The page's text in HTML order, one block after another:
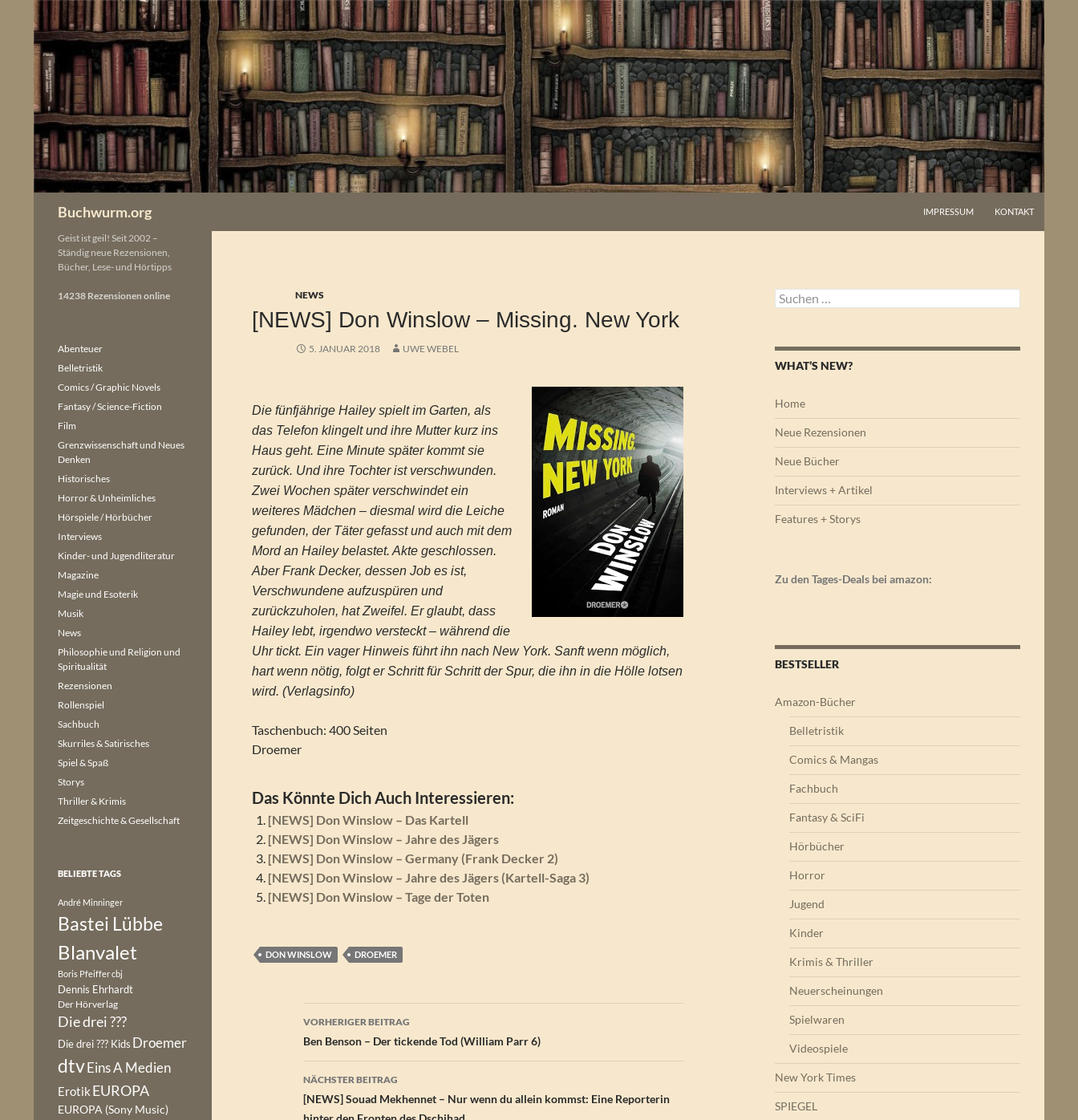
springen
Buchwurm.org IMPRESSUM KONTAKT
NEWS
[NEWS] Don Winslow – Missing. New York
5. JANUAR 2018 UWE WEBEL
Die fünfjährige Hailey spielt im Garten, als
das Telefon klingelt und ihre Mutter kurz ins
Haus geht. Eine Minute später kommt sie
zurück. Und ihre Tochter ist verschwunden.
Zwei Wochen später verschwindet ein
weiteres Mädchen – diesmal wird die Leiche
gefunden, der Täter gefasst und auch mit dem
Mord an Hailey belastet. Akte geschlossen.
Aber Frank Decker, dessen Job es ist,
Verschwundene aufzuspüren und
zurückzuholen, hat Zweifel. Er glaubt, dass
Hailey lebt, irgendwo versteckt – während die
Uhr tickt. Ein vager Hinweis führt ihn nach New York. Sanft wenn möglich,
hart wenn nötig, folgt er Schritt für Schritt der Spur, die ihn in die Hölle lotsen
wird. (Verlagsinfo)
Taschenbuch: 400 Seiten
Droemer
Das Könnte Dich Auch Interessieren:
[NEWS] Don Winslow – Das Kartell
[NEWS] Don Winslow – Jahre des Jägers
[NEWS] Don Winslow – Germany (Frank Decker 2)
[NEWS] Don Winslow – Jahre des Jägers (Kartell-Saga 3)
[NEWS] Don Winslow – Tage der Toten
DON WINSLOW DROEMER
Beitragsnavigation
VORHERIGER BEITRAG
Ben Benson – Der tickende Tod (William Parr 6)
NÄCHSTER BEITRAG
[NEWS] Souad Mekhennet – Nur wenn du allein kommst: Eine Reporterin
Suchen
nach:
WHAT’S NEW?
Home
Neue Rezensionen
Neue Bücher
Interviews + Artikel
Features + Storys
Zu den Tages-Deals bei amazon:
BESTSELLER
Amazon-Bücher
Belletristik
Comics & Mangas
Fachbuch
Fantasy & SciFi
Hörbücher
Horror
Jugend
Kinder
Krimis & Thriller
Neuerscheinungen
Spielwaren
Videospiele
New York Times
SPIEGEL
Geist ist geil! Seit 2002 –
Ständig neue Rezensionen,
Bücher, Lese- und Hörtipps
14238 Rezensionen online
Abenteuer
Belletristik
Comics / Graphic Novels
Fantasy / Science-Fiction
Film
Grenzwissenschaft und Neues
Denken
Historisches
Horror & Unheimliches
Hörspiele / Hörbücher
Interviews
Kinder- und Jugendliteratur
Magazine
Magie und Esoterik
Musik
News
Philosophie und Religion und
Spiritualität
Rezensionen
Rollenspiel
Sachbuch
Skurriles & Satirisches
Spiel & Spaß
Storys
Thriller & Krimis
Zeitgeschichte & Gesellschaft
BELIEBTE TAGS
André Minninger
Bastei Lübbe
Blanvalet
Boris Pfeiffercbj
Dennis Ehrhardt
Der Hörverlag
Die drei ???
Die drei ??? Kids Droemer
dtvEins A Medien
Erotik EUROPA
EUROPA (Sony Music)